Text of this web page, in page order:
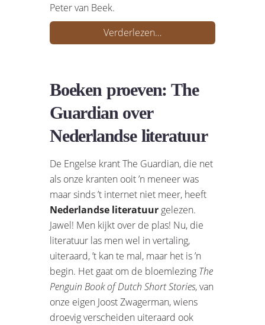
Peter van Beek.
Verderlezen…
Boeken proeven: The
Guardian over
Nederlandse literatuur
De Engelse krant The Guardian, die net
als onze kranten ooit ’n meneer was
maar sinds ’t internet niet meer, heeft
Nederlandse literatuur gelezen.
Jawel! Men kijkt over de plas! Nu, die
literatuur las men wel in vertaling,
uiteraard, ’t kan te mal, maar het is ’n
begin. Het gaat om de bloemlezing The
Penguin Book of Dutch Short Stories, van
onze eigen Joost Zwagerman, wiens
droevig verscheiden uiteraard ook